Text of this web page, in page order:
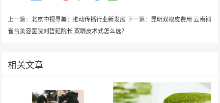
上一篇：北京中视寻美：推动传播行业新发展下一篇： 昆明双眼皮费用 云南铜
雀台美容医院刘哲延院长 双眼皮术式怎么选？
相关文章